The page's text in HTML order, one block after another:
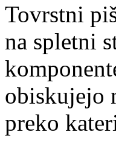
Tovrstni
na spletni
obiskujejo
preko